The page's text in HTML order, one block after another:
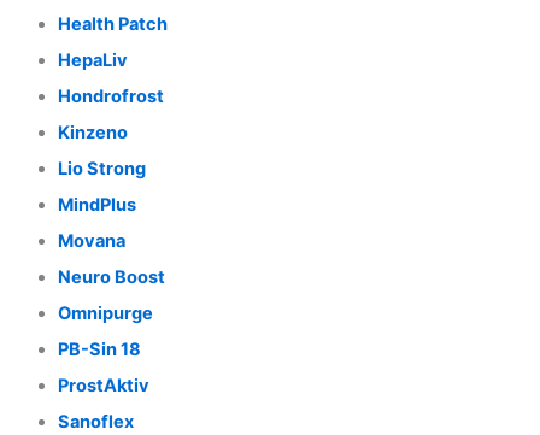
Health Patch
HepaLiv
Hondrofrost
Kinzeno
Lio Strong
MindPlus
Movana
Neuro Boost
Omnipurge
PB-Sin 18
ProstAktiv
Sanoflex